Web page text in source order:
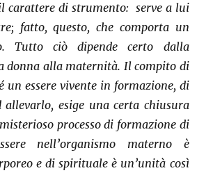
carattere di strumento: serve a lui
fatto, questo, che comporta un
Tutto ciò dipende certo dalla
donna alla maternità. Il compito di
un essere vivente in formazione, di
allevarlo, esige una certa chiusura
processo di formazione di
nell’organismo materno è
e di spirituale è un’unità così